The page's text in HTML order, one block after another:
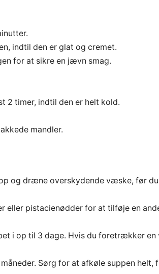
indtil den er glat og cremet.
for at sikre en jævn smag.
2 timer, indtil den er helt kold.
mandler.
og dræne overskydende væske, før
eller pistacienødder for at tilføje en
i op til 3 dage. Hvis du foretrækker en
Sørg for at afkøle suppen helt,